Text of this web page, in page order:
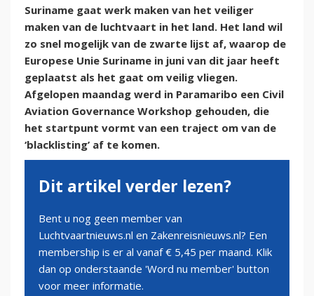
Suriname gaat werk maken van het veiliger
maken van de luchtvaart in het land. Het land wil
zo snel mogelijk van de zwarte lijst af, waarop de
Europese Unie Suriname in juni van dit jaar heeft
geplaatst als het gaat om veilig vliegen.
Afgelopen maandag werd in Paramaribo een Civil
Aviation Governance Workshop gehouden, die
het startpunt vormt van een traject om van de
‘blacklisting’ af te komen.
Dit artikel verder lezen?
Bent u nog geen member van
Luchtvaartnieuws.nl en Zakenreisnieuws.nl? Een
membership is er al vanaf € 5,45 per maand. Klik
dan op onderstaande 'Word nu member' button
voor meer informatie.